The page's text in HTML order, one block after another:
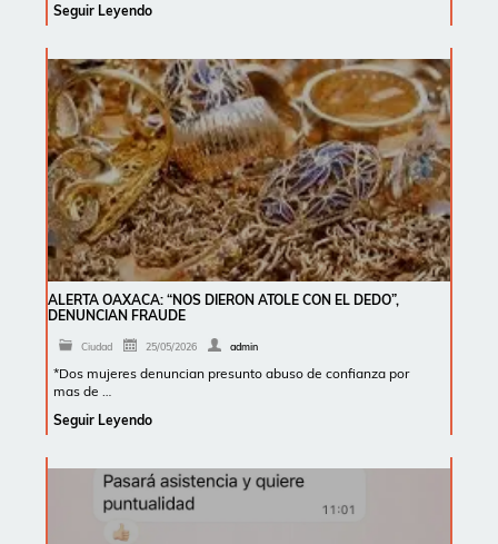
Seguir Leyendo
ALERTA OAXACA: “NOS DIERON ATOLE CON EL DEDO”,
DENUNCIAN FRAUDE
Ciudad 25/05/2026 admin
*Dos mujeres denuncian presunto abuso de confianza por
mas de …
Seguir Leyendo